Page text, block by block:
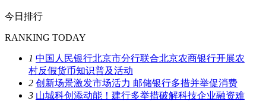
今日排行
RANKING TODAY
1 中国人民银行北京市分行联合北京农商银行开展农
村反假货币知识普及活动
2 创新场景激发市场活力 邮储银行多措并举促消费
3 山城科创添动能！建行多举措破解科技企业融资难